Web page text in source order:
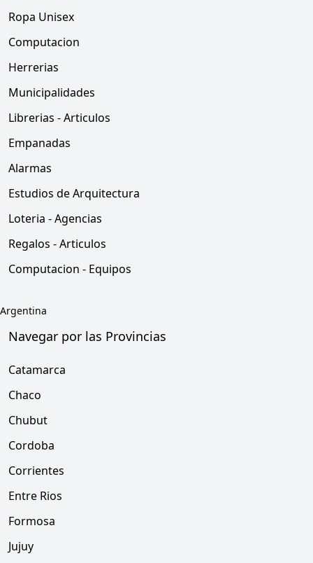
Ropa Unisex
Computacion
Herrerias
Municipalidades
Librerias - Articulos
Empanadas
Alarmas
Estudios de Arquitectura
Loteria - Agencias
Regalos - Articulos
Computacion - Equipos
Argentina
Navegar por las Provincias
Catamarca
Chaco
Chubut
Cordoba
Corrientes
Entre Rios
Formosa
Jujuy